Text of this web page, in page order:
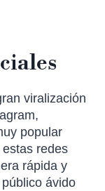
viralización
popular
redes
rápida y
ávido